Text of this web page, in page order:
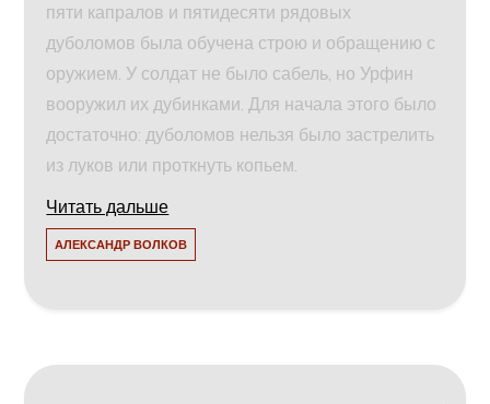
пяти капралов и пятидесяти рядовых
дуболомов была обучена строю и обращению с
оружием. У солдат не было сабель, но Урфин
вооружил их дубинками. Для начала этого было
достаточно: дуболомов нельзя было застрелить
из луков или проткнуть копьем.
Читать дальше
АЛЕКСАНДР ВОЛКОВ